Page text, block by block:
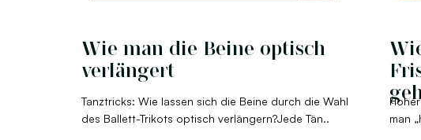
Wie man die Beine optisch
verlängert
Tanztricks: Wie lassen sich die Beine durch die Wahl
des Ballett-Trikots optisch verlängern?Jede Tän..
man